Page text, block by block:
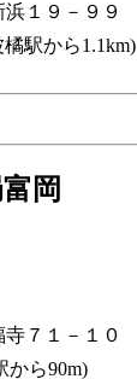
１９－９９
橘駅から1.1km)
岡
７１－１０
から90m)